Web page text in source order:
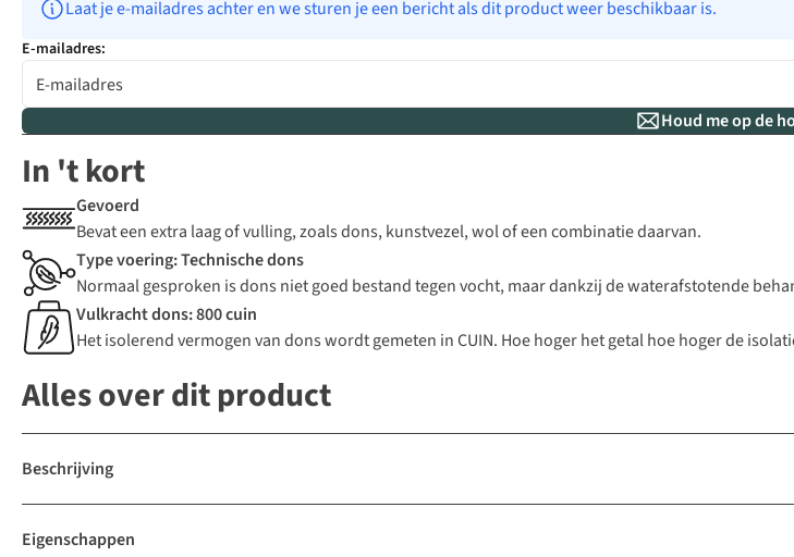
Laat je e-mailadres achter en we sturen je een bericht als dit product weer beschikbaar is.
E-mailadres:
Houd me op de
In 't kort
Gevoerd
Bevat een extra laag of vulling, zoals dons, kunstvezel, wol of een combinatie daarvan.
Type voering: Technische dons
Normaal gesproken is dons niet goed bestand tegen vocht, maar dankzij de waterafstotende
Vulkracht dons: 800 cuin
Het isolerend vermogen van dons wordt gemeten in CUIN. Hoe hoger het getal hoe hoger de
Alles over dit product
Beschrijving
Eigenschappen